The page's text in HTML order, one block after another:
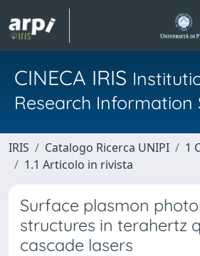
CINECA IRIS
Research Information
IRIS Catalogo Ricerca UNIPI
1
1.1 Articolo in rivista
Surface plasmon
structures in terahertz
cascade lasers